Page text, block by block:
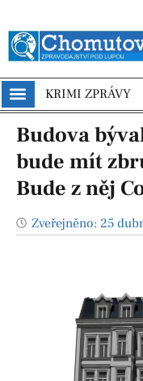
KRIMI ZPRÁVY
Budova
bude mít
Bude z něj
Zveřejněno: 25